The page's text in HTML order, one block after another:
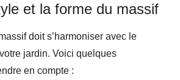
et la forme du massif
doit s’harmoniser avec le
jardin. Voici quelques
en compte :